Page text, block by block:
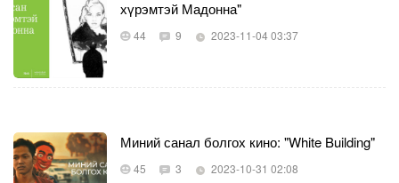
хүрэмтэй Мадонна"
44 9 2023-11-04 03:37
Миний санал болгох кино: "White Building"
45 3 2023-10-31 02:08